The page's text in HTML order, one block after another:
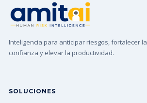
Inteligencia para anticipar riesgos, fortalecer la
confianza y elevar la productividad.
SOLUCIONES